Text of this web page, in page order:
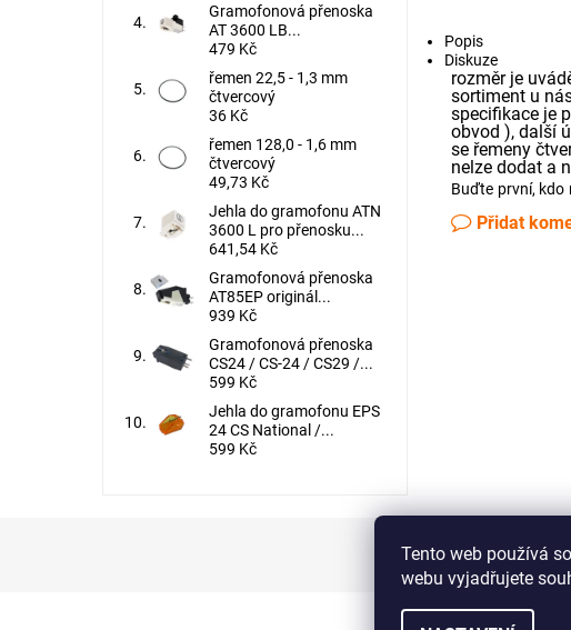
Popis
Diskuze
rozměr je
sortiment u
specifikace je
obvod ), další
se řemeny
nelze dodat a
Buďte první, kdo
Přidat
Gramofonová přenoska
AT 3600 LB...
479 Kč
řemen 22,5 - 1,3 mm
čtvercový
36 Kč
řemen 128,0 - 1,6 mm
čtvercový
49,73 Kč
Jehla do gramofonu ATN
3600 L pro přenosku...
641,54 Kč
Gramofonová přenoska
AT85EP originál...
939 Kč
Gramofonová přenoska
CS24 / CS-24 / CS29 /...
599 Kč
Jehla do gramofonu EPS
24 CS National /...
599 Kč
Tento web používá
webu vyjadřujete